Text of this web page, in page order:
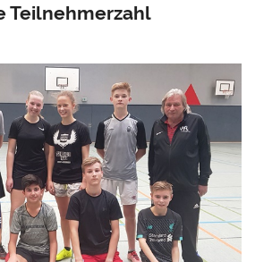
Teilnehmerzahl